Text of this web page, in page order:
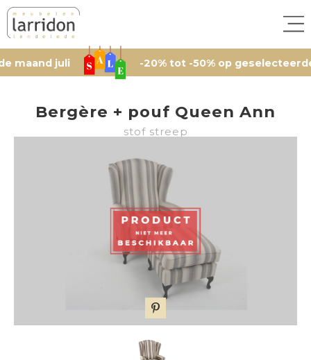
juli -20% tot -50% op geselecteerde
Bergère + pouf Queen Ann
stof streep